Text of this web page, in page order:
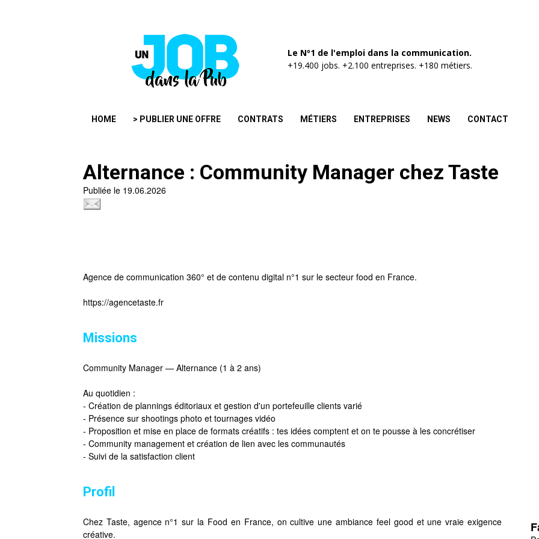
Le Nº1 de l'emploi dans la communication.
+19.400 jobs. +2.100 entreprises. +180 métiers.
HOME > PUBLIER UNE OFFRE CONTRATS MÉTIERS ENTREPRISES NEWS CONTACT
Alternance : Community Manager chez Taste
Publiée le 19.06.2026
Agence de communication 360° et de contenu digital n°1 sur le secteur food en France.
https://agencetaste.fr
Missions
Community Manager — Alternance (1 à 2 ans)
Au quotidien :
- Création de plannings éditoriaux et gestion d'un portefeuille clients varié
- Présence sur shootings photo et tournages vidéo
- Proposition et mise en place de formats créatifs : tes idées comptent et on te pousse à les concrétiser
- Community management et création de lien avec les communautés
- Suivi de la satisfaction client
Profil
Chez Taste, agence n°1 sur la Food en France, on cultive une ambiance feel good et une vraie exigence
créative.